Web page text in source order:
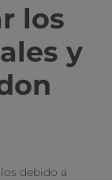
los
y
debido a